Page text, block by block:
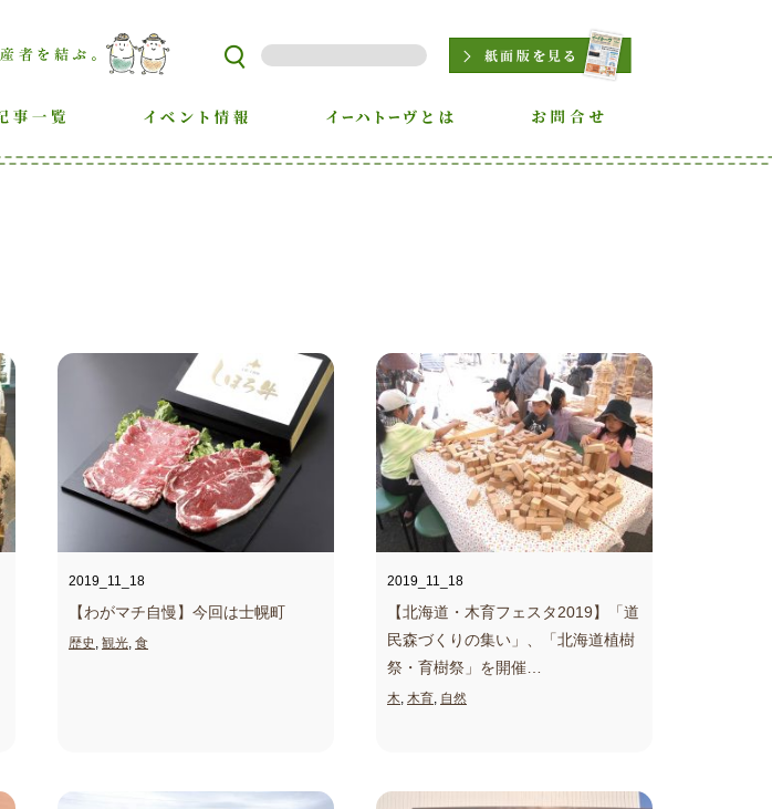
2019_11_18
【わがマチ自慢】今回は士幌町
歴史 , 観光, 食
2019_11_18
【北海道・木育フェスタ2019】
「道
民森づくりの集い」、「北海道植樹
祭・育樹祭」を開催…
木, 木育, 自然